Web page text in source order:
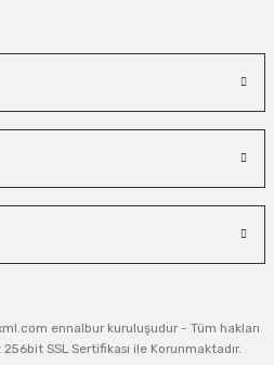
ennalbur kuruluşudur - Tüm hakları
SSL Sertifikası ile Korunmaktadır.